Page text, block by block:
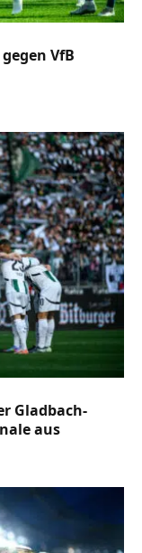
VfB
Gladbach-
aus